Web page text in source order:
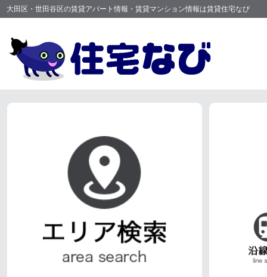
大田区・世田谷区の賃貸アパート情報・賃貸マンション情報は賃貸住宅なび